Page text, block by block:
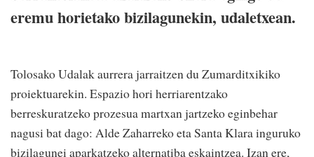
eremu horietako bizilagunekin, udaletxean.
Tolosako Udalak aurrera jarraitzen du Zumarditxikiko
proiektuarekin. Espazio hori herriarentzako
berreskuratzeko prozesua martxan jartzeko eginbehar
nagusi bat dago: Alde Zaharreko eta Santa Klara inguruko
bizilagunei aparkatzeko alternatiba eskaintzea. Izan ere,